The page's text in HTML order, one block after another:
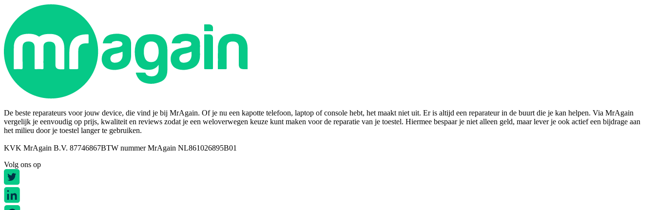
De beste reparateurs voor jouw device, die vind je bij MrAgain. Of je nu een kapotte telefoon, laptop of console hebt, het maakt niet uit. Er is altijd een reparateur in de buurt die je kan helpen. Via MrAgain
vergelijk je eenvoudig op prijs, kwaliteit en reviews zodat je een weloverwegen keuze kunt maken voor de reparatie van je toestel. Hiermee bespaar je niet alleen geld, maar lever je ook actief een bijdrage aan
het milieu door je toestel langer te gebruiken.
KVK MrAgain B.V. 87746867BTW nummer MrAgain NL861026895B01
Volg ons op